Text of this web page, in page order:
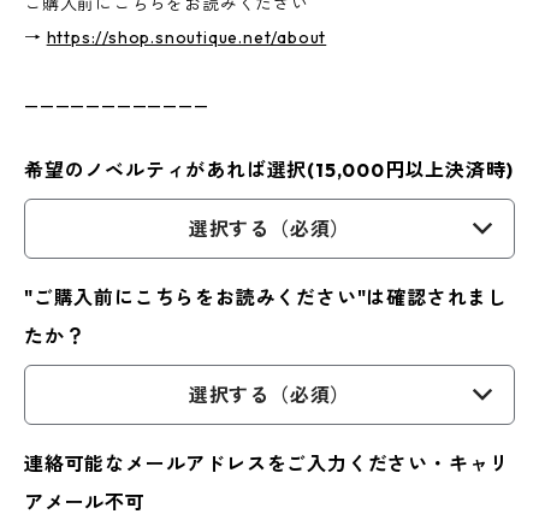
→ https://shop.snoutique.net/about
————————————
希望のノベルティがあれば選択(15,000円以上決済時)
選択する（必須）
"ご購入前にこちらをお読みください"は確認されまし
たか？
選択する（必須）
連絡可能なメールアドレスをご入力ください・キャリ
アメール不可